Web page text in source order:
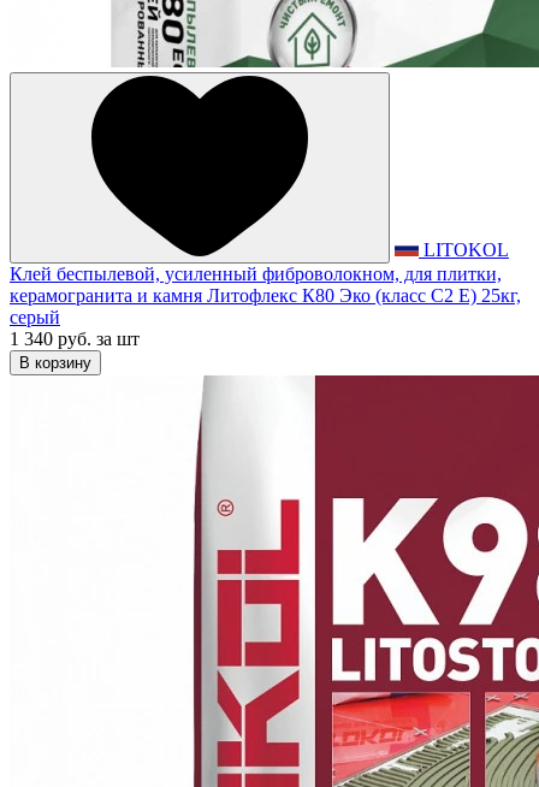
LITOKOL
Клей беспылевой, усиленный фиброволокном, для плитки,
керамогранита и камня Литофлекс К80 Эко (класс С2 Е) 25кг,
серый
1 340 руб. за шт
В корзину